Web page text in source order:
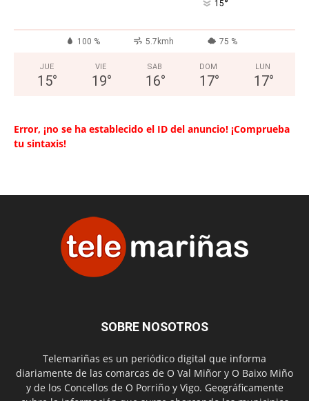
15°
100 % 5.7kmh 75 %
JUE
15°
VIE
19°
SAB
16°
DOM
17°
LUN
17°
Error, ¡no se ha establecido el ID del anuncio! ¡Comprueba
tu sintaxis!
SOBRE NOSOTROS
Telemariñas es un periódico digital que informa
diariamente de las comarcas de O Val Miñor y O Baixo Miño
y de los Concellos de O Porriño y Vigo. Geográficamente